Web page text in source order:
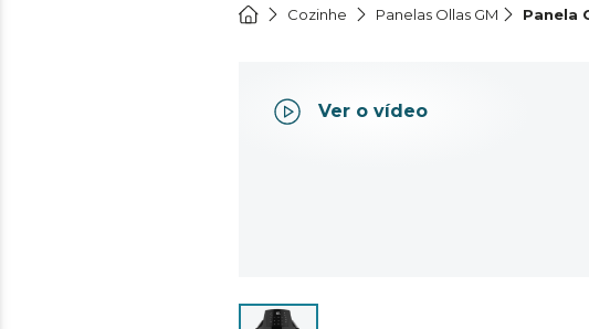
Cozinhe Panelas Ollas GM Panela
Ver o vídeo